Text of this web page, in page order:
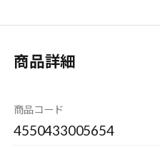
商品詳細
商品コード
4550433005654